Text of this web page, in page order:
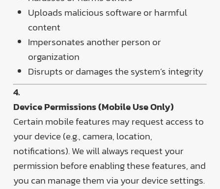
Uploads malicious software or harmful
content
Impersonates another person or
organization
Disrupts or damages the system’s integrity
4.
Device Permissions (Mobile Use Only)
Certain mobile features may request access to
your device (e.g., camera, location,
notifications). We will always request your
permission before enabling these features, and
you can manage them via your device settings.